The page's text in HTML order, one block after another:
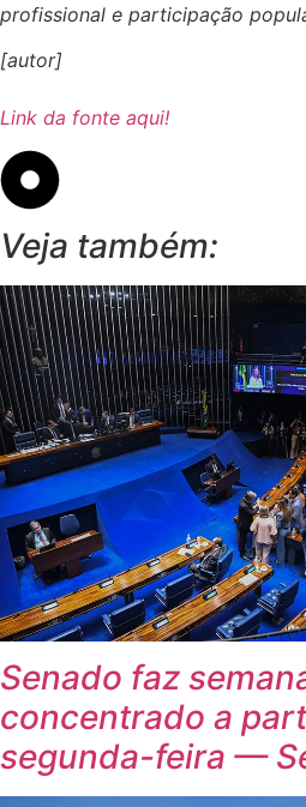
profissional e participação
[autor]
Link da fonte aqui!
Veja também:
Senado faz
concentrado a
segunda-feira —